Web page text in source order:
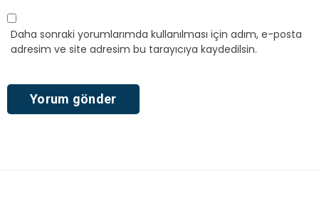
Daha sonraki yorumlarımda kullanılması için adım, e-posta
adresim ve site adresim bu tarayıcıya kaydedilsin.